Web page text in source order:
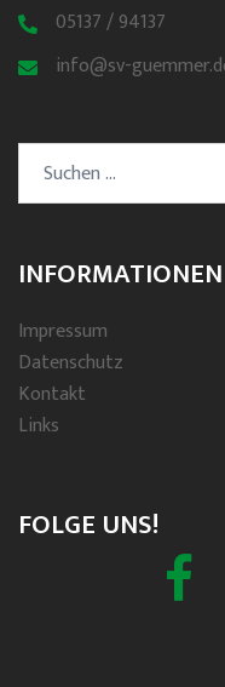
05137 / 94137
info@sv-
Suchen
nach:
INFORMATIONEN
Impressum
Datenschutz
Kontakt
Links
FOLGE UNS!